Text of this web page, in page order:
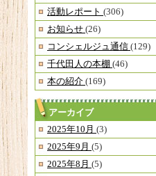
活動レポート (306)
お知らせ (26)
コンシェルジュ通信 (129)
千代田人の本棚 (46)
本の紹介 (169)
アーカイブ
2025年10月 (3)
2025年9月 (5)
2025年8月 (5)